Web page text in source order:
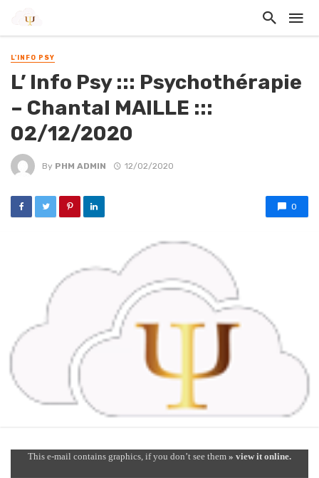
L'INFO PSY
L’ Info Psy ::: Psychothérapie
– Chantal MAILLE :::
02/12/2020
By PHM ADMIN 12/02/2020
0
This e-mail contains graphics, if you don’t see them » view it online.